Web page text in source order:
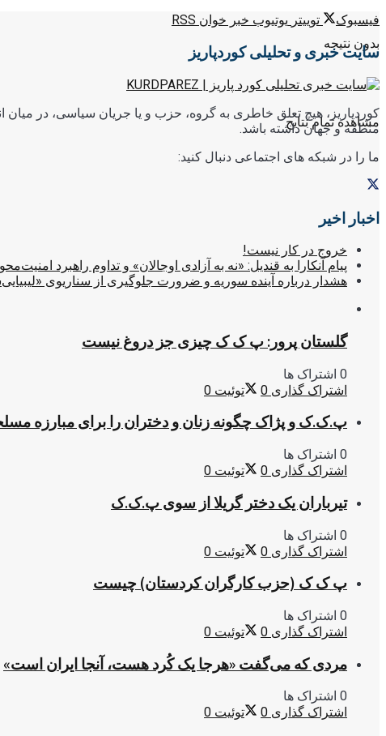
بدون نتیجه
مشاهده تمام نتایج
فیسبوک
توییتر یوتیوب خبر خوان RSS
سایت خبری و تحلیلی کوردپاریز
کوردپاریز، هیچ تعلق خاطری به گروه، حزب و یا جریان سیاسی، در میان
منطقه و جهان داشته باشد.
ما را در شبکه های اجتماعی دنبال کنید:
اخبار اخیر
خروج در کار نیست!
پیام آنکارا به قندیل: «نه به آزادی اوجالان» و تداوم راهبرد
هشدار درباره آینده سوریه و ضرورت جلوگیری از سناریوی
گلستان پرور: پ ک ک چیزی جز دروغ نیست
0 اشتراک ها
اشتراک گذاری 0 توئیت 0
پ.ک.ک و پژاک چگونه زنان و دختران را برای مبارزه
0 اشتراک ها
اشتراک گذاری 0 توئیت 0
تیرباران یک دختر گریلا از سوی پ.ک.ک
0 اشتراک ها
اشتراک گذاری 0 توئیت 0
پ ک ک (حزب کارگران کردستان) چیست
0 اشتراک ها
اشتراک گذاری 0 توئیت 0
مردی که می‌گفت «هرجا یک کُرد هست، آنجا ایران است»
0 اشتراک ها
اشتراک گذاری 0 توئیت 0